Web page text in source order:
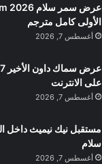
الأولى كامل مترجم
أغسطس 7, 2026
على الانترنت
أغسطس 7, 2026
مستقبل نيك نيميث داخل
سلام
أغسطس 7, 2026